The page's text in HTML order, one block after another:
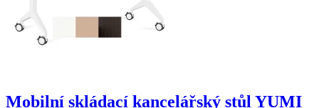
Mobilní skládací kancelářský stůl YUMI